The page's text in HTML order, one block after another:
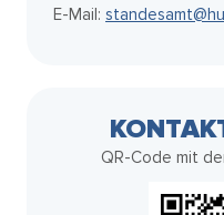
E-Mail:
QR-Code mit